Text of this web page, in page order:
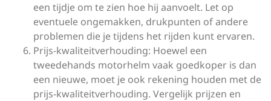
een tijdje om te zien hoe hij aanvoelt. Let op
eventuele ongemakken, drukpunten of andere
problemen die je tijdens het rijden kunt ervaren.
Prijs-kwaliteitverhouding: Hoewel een
tweedehands motorhelm vaak goedkoper is dan
een nieuwe, moet je ook rekening houden met de
prijs-kwaliteitverhouding. Vergelijk prijzen en